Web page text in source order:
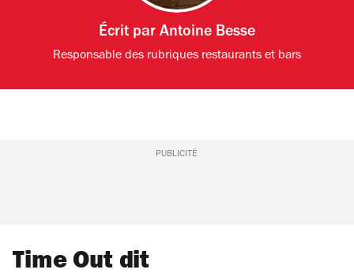
Écrit par Antoine Besse
Responsable des rubriques restaurants et bars
PUBLICITÉ
Time Out dit